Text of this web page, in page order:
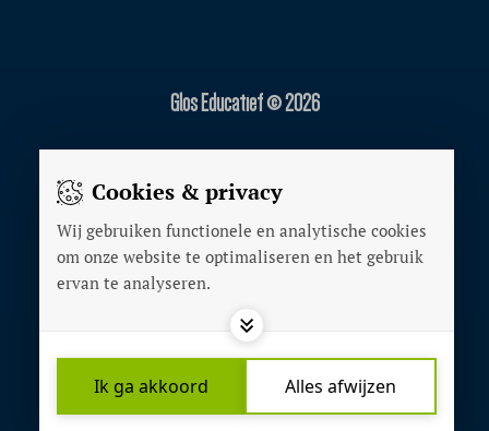
Cookies & privacy
Wij gebruiken functionele en analytische cookies
om onze website te optimaliseren en het gebruik
ervan te analyseren.
Ik ga akkoord Alles afwijzen
Glos Educatief © 2026
OVER ONS
COOKIES
COOKIES INSTELLEN